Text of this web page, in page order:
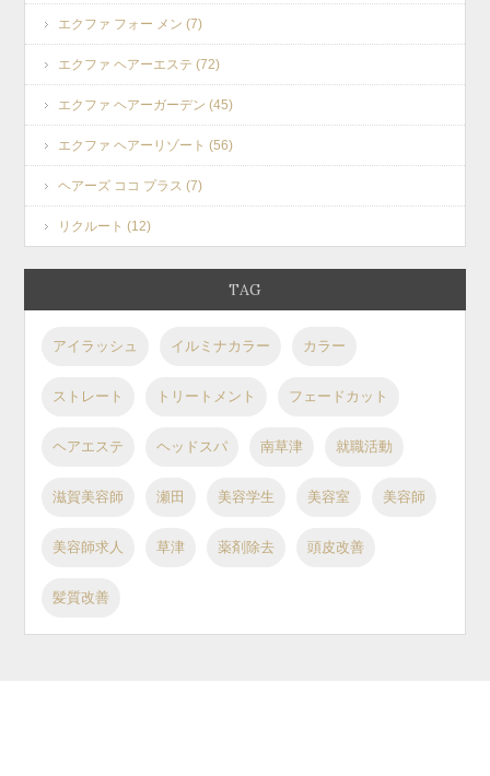
エクファ フォー メン (7)
エクファ ヘアーエステ (72)
エクファ ヘアーガーデン (45)
エクファ ヘアーリゾート (56)
ヘアーズ ココ プラス (7)
リクルート (12)
TAG
アイラッシュ イルミナカラー カラー
ストレート トリートメント フェードカット
ヘアエステ ヘッドスパ 南草津 就職活動
滋賀美容師 瀬田 美容学生 美容室 美容師
美容師求人 草津 薬剤除去 頭皮改善
髪質改善